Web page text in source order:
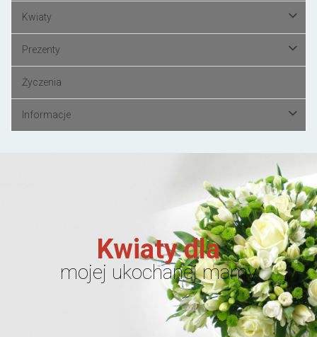
Kwiaty
Prezenty
Życzenia
Informacje
Kwiaty dla
mojej ukochanej mamy